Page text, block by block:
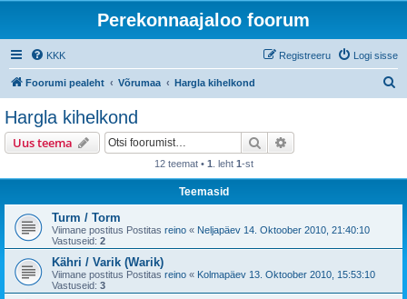
Perekonnaajaloo foorum
KKK Logi sisse
Registreeru
Foorumi pealeht Võrumaa Hargla kihelkond
Hargla kihelkond
Uus teema Otsi
12 teemat • 1 . leht 1-st
Teemasid
Turm / Torm
Viimane postitus Postitas reino « Neljapäev 14. Oktoober 2010, 21:40:10
Vastuseid: 2
Kähri / Varik (Warik)
Viimane postitus Postitas reino « Kolmapäev 13. Oktoober 2010, 15:53:10
Vastuseid: 3